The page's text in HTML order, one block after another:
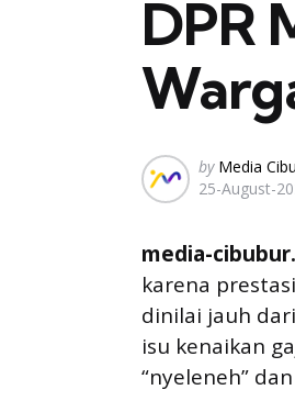
DPR
Posted
by
by Media
25-August-
media-
karena
dinilai jauh
isu kenaikan
“nyeleneh”